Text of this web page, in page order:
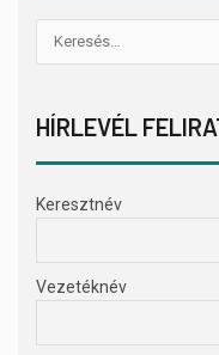
HÍRLEVÉL
Keresztnév
Vezetéknév